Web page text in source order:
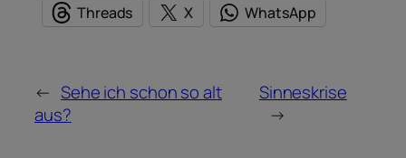
Threads
X WhatsApp
← Sehe ich schon so alt
aus?
Sinneskrise
→